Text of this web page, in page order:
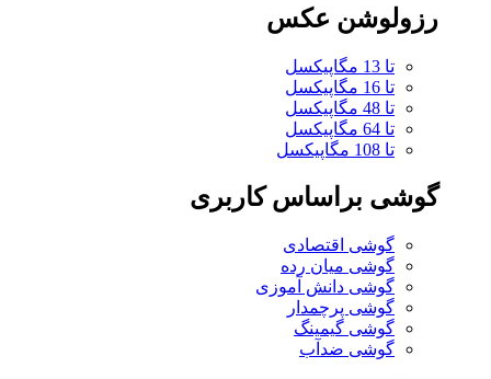
رزولوشن عکس
تا 13 مگاپیکسل
تا 16 مگاپیکسل
تا 48 مگاپیکسل
تا 64 مگاپیکسل
تا 108 مگاپیکسل
گوشی براساس کاربری
گوشی اقتصادی
گوشی میان رده
گوشی دانش آموزی
گوشی پرچمدار
گوشی گیمینگ
گوشی ضدآب